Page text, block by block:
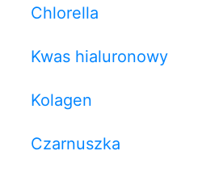
Chlorella
Kwas hialuronowy
Kolagen
Czarnuszka